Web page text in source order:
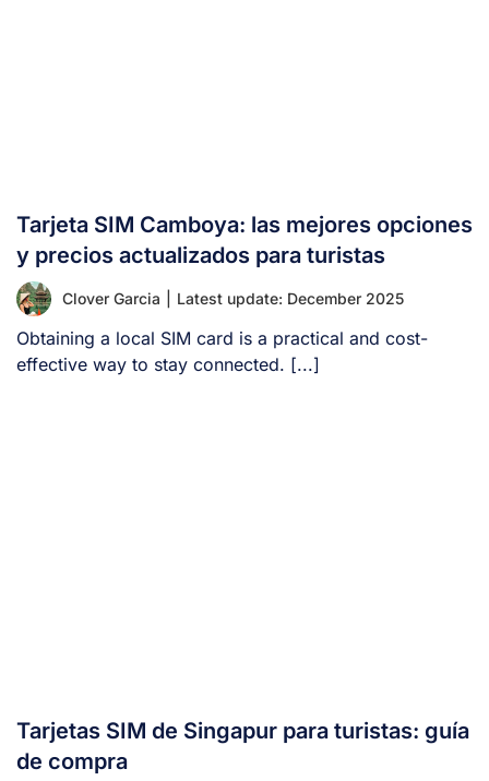
Tarjeta SIM Camboya: las mejores opciones
y precios actualizados para turistas
Clover Garcia Latest update: December 2025
Obtaining a local SIM card is a practical and cost-
effective way to stay connected. [...]
Tarjetas SIM de Singapur para turistas: guía
de compra